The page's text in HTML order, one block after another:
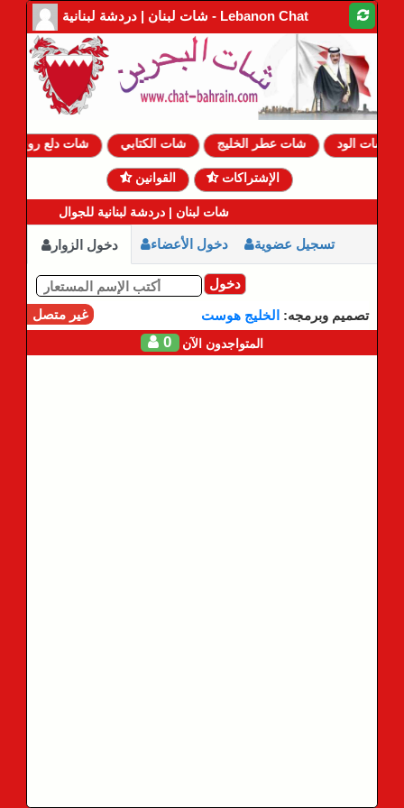
شات لبنان | دردشة لبنانية - Lebanon Chat
شات دلع روحي شات الكتابي شات عطر الخليج شات الود
القوانين الإشتراكات
شات لبنان | دردشة لبنانية للجوال
دخول الزوار دخول الأعضاء تسجيل عضوية
دخول
غير متصل
تصميم وبرمجه: الخليج هوست
0 المتواجدون الآن